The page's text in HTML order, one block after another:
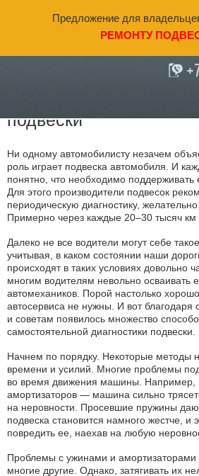
Предложение для
РЕМОНТУ
подвески
Ни одному автомобилисту незачем
роль играет подвеска автомобиля. И
понятно, что необходимо поддерживать
Для этого производители подвесок
периодическую диагностику,
Примерно через каждые 20–30 тысяч км
Далеко не все водители могут себе
учитывая, в каком состоянии наши
происходят в таких условиях довольно
многим водителям невольно осваивать
автомехаников. Порой настолько
автосервиса не нужны. И вот благодаря
и советам появилось множество
самостоятельной диагностики подвески.
Начнем по порядку. Некоторые методы
времени и усилий. Многие проблемы
во время движения машины. Например,
амортизаторов — машина сильно
на неровности. Просевшие пружины
подвеска становится намного жестче, и
повредить ее, наехав на любую
Проблемы с ужинами и амортизаторами
многие другие. Однако, затягивать их